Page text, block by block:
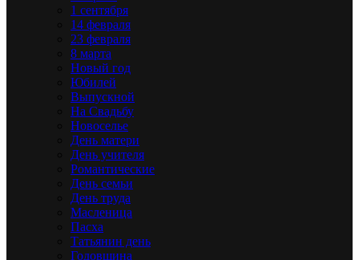
1 сентября
14 февраля
23 февраля
8 марта
Новый год
Юбилей
Выпускной
На Свадьбу
Новоселье
День матери
День учителя
Романтические
День семьи
День труда
Масленица
Пасха
Татьянин день
Годовщина